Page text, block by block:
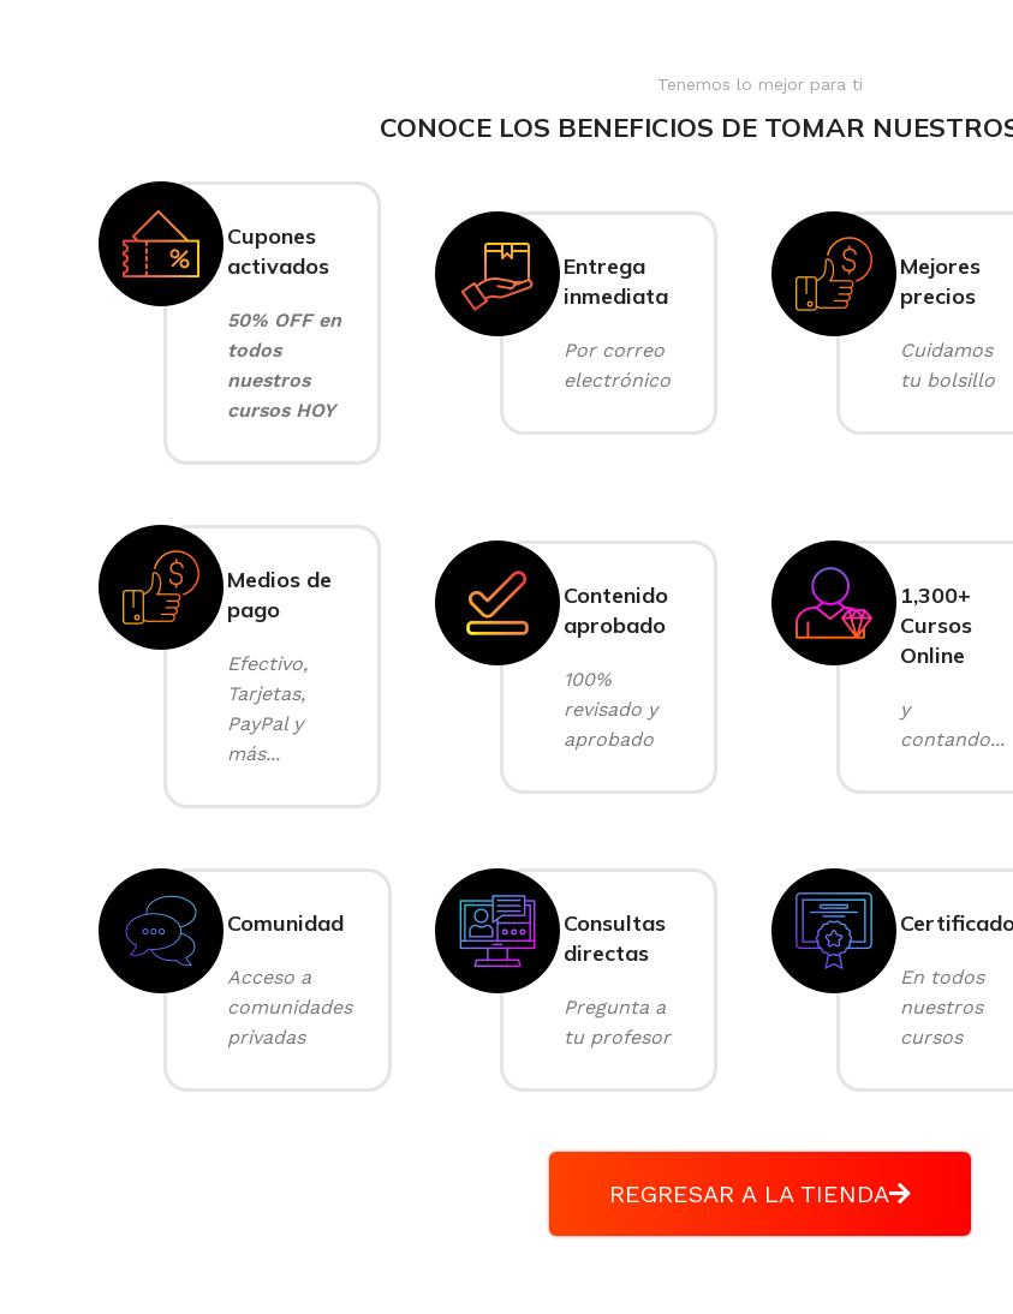
Tenemos lo mejor para ti
CONOCE LOS BENEFICIOS DE TOMAR
Cupones
activados
50% OFF en
todos
nuestros
cursos HOY
Entrega
inmediata
Por correo
electrónico
Mejores
precios
Cuidamos
tu bolsillo
Medios de
pago
Efectivo,
Tarjetas,
PayPal y
más...
Contenido
aprobado
100%
revisado y
aprobado
1,300+
Cursos
Online
y
contando...
Comunidad
Acceso a
comunidades
privadas
Consultas
directas
Pregunta a
tu profesor
En todos
nuestros
cursos
REGRESAR A LA TIENDA